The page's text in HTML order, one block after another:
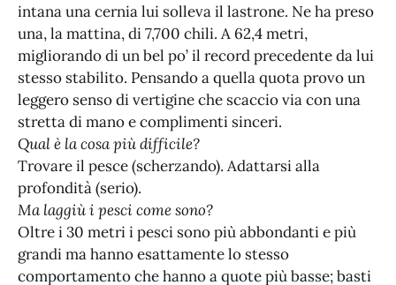
intana una cernia lui solleva il lastrone. Ne ha preso
una, la mattina, di 7,700 chili. A 62,4 metri,
migliorando di un bel po’ il record precedente da lui
stesso stabilito. Pensando a quella quota provo un
leggero senso di vertigine che scaccio via con una
stretta di mano e complimenti sinceri.
Qual è la cosa più difficile?
Trovare il pesce (scherzando). Adattarsi alla
profondità (serio).
Ma laggiù i pesci come sono?
Oltre i 30 metri i pesci sono più abbondanti e più
grandi ma hanno esattamente lo stesso
comportamento che hanno a quote più basse; basti